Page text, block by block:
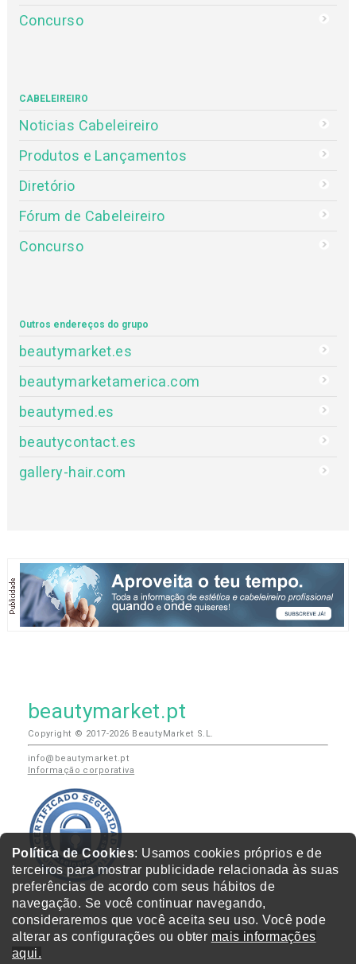
Política de Cookies: Usamos cookies próprios e de
terceiros para mostrar publicidade relacionada às suas
preferências de acordo com seus hábitos de
navegação. Se você continuar navegando,
consideraremos que você aceita seu uso. Você pode
alterar as configurações ou obter mais informações
aqui.
Concurso
CABELEIREIRO
Noticias Cabeleireiro
Produtos e Lançamentos
Diretório
Fórum de Cabeleireiro
Concurso
Outros endereços do grupo
beautymarket.es
beautymarketamerica.com
beautymed.es
beautycontact.es
gallery-hair.com
beautymarket.pt
Copyright © 2017-2026 BeautyMarket S.L.
info@beautymarket.pt
Informação corporativa